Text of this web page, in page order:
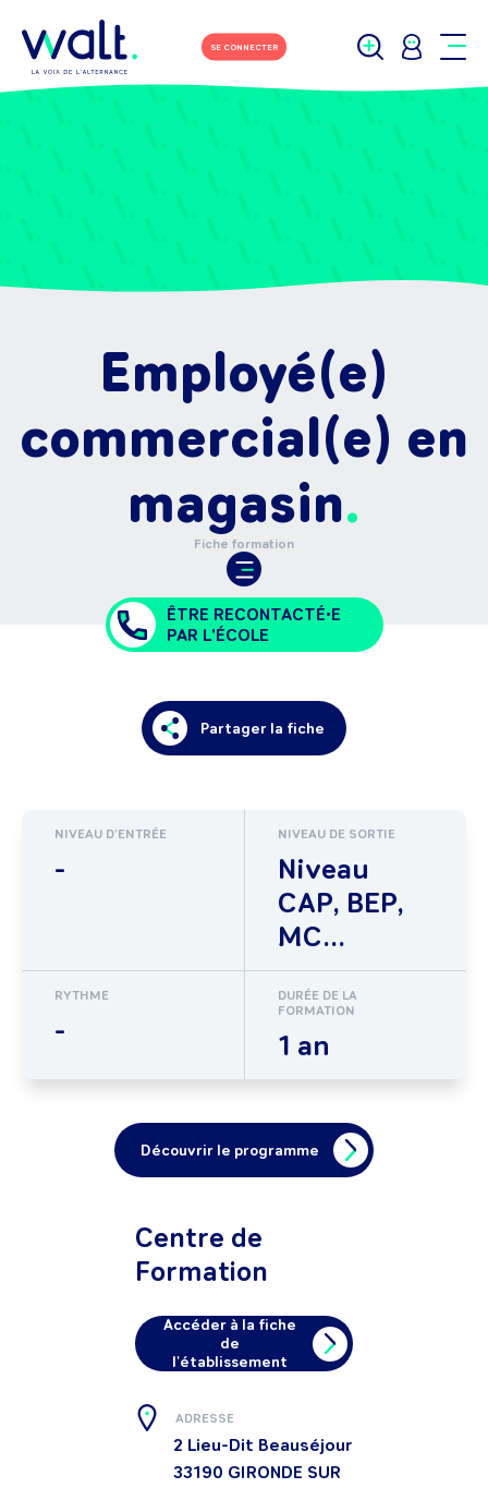
SE CONNECTER
Employé(e)
commercial(e) en
magasin
Fiche formation
ÊTRE RECONTACTÉ•E
PAR L'ÉCOLE
Partager la fiche
NIVEAU D'ENTRÉE
-
NIVEAU DE SORTIE
Niveau
CAP, BEP,
MC...
RYTHME
-
DURÉE DE LA
FORMATION
1 an
Découvrir le programme
Centre de
Formation
Accéder à la fiche
de
l'établissement
ADRESSE
2 Lieu-Dit Beauséjour
33190 GIRONDE SUR